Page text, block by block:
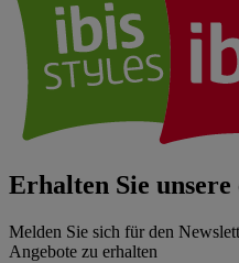
Erhalten Sie
Melden Sie sich für den
Angebote zu erhalten